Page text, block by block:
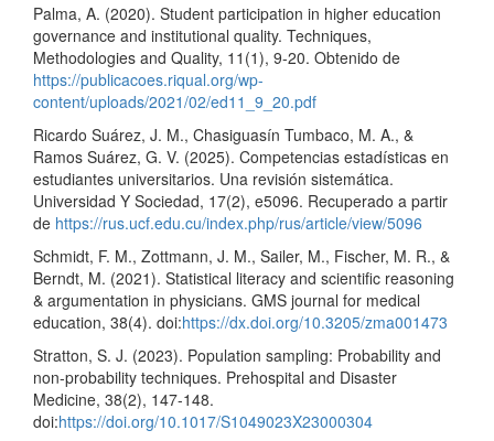
Palma, A. (2020). Student participation in higher education
governance and institutional quality. Techniques,
Methodologies and Quality, 11(1), 9-20. Obtenido de
https://publicacoes.riqual.org/wp-
content/uploads/2021/02/ed11_9_20.pdf
Ricardo Suárez, J. M., Chasiguasín Tumbaco, M. A., &
Ramos Suárez, G. V. (2025). Competencias estadísticas en
estudiantes universitarios. Una revisión sistemática.
Universidad Y Sociedad, 17(2), e5096. Recuperado a partir
de https://rus.ucf.edu.cu/index.php/rus/article/view/5096
Schmidt, F. M., Zottmann, J. M., Sailer, M., Fischer, M. R., &
Berndt, M. (2021). Statistical literacy and scientific reasoning
& argumentation in physicians. GMS journal for medical
education, 38(4). doi:https://dx.doi.org/10.3205/zma001473
Stratton, S. J. (2023). Population sampling: Probability and
non-probability techniques. Prehospital and Disaster
Medicine, 38(2), 147-148.
doi:https://doi.org/10.1017/S1049023X23000304